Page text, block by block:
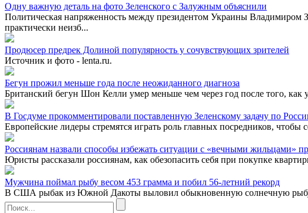
Одну важную деталь на фото Зеленского с Залужным объяснили
Политическая напряженность между президентом Украины
практически неизб...
Продюсер предрек Долиной популярность у сочувствующих зрителей
Источник и фото - lenta.ru.
Бегун прожил меньше года после неожиданного диагноза
Британский бегун Шон Келли умер меньше чем через год после того, как
В Госдуме прокомментировали поставленную Зеленскому задачу по
Европейские лидеры стремятся играть роль главных посредников,
Россиянам назвали способы избежать ситуации с «вечными жильцами»
Юристы рассказали россиянам, как обезопасить себя при покупке
Мужчина поймал рыбу весом 453 грамма и побил 56-летний рекорд
В США рыбак из Южной Дакоты выловил обыкновенную солнечную рыбу